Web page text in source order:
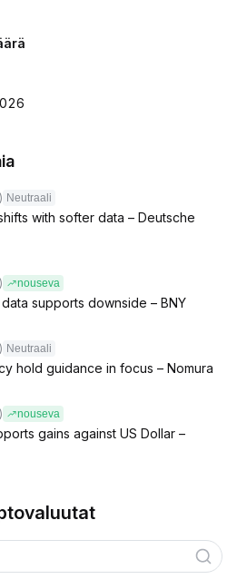
Neutraali
with softer data – Deutsche
nouseva
supports downside – BNY
Neutraali
hold guidance in focus – Nomura
nouseva
gains against US Dollar –